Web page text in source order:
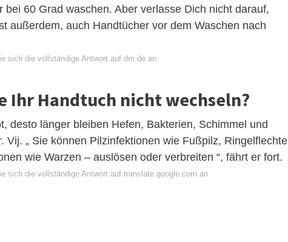
60 Grad waschen. Aber verlasse Dich nicht darauf,
außerdem, auch Handtücher vor dem Waschen nach
sich die vollständige Antwort auf dm.de an
Ihr Handtuch nicht wechseln?
desto länger bleiben Hefen, Bakterien, Schimmel und
Vij. „ Sie können Pilzinfektionen wie Fußpilz, Ringelflechte
wie Warzen – auslösen oder verbreiten “, fährt er fort.
sich die vollständige Antwort auf translate.google.com an